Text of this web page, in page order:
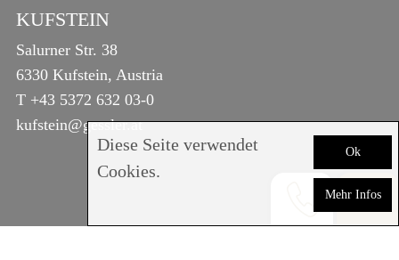
Ok
Mehr Infos
Diese Seite verwendet
Cookies.
KUFSTEIN
Salurner Str. 38
6330 Kufstein, Austria
T +43 5372 632 03-0
kufstein@gessler.at